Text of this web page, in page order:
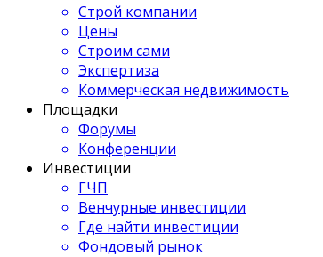
Строй компании
Цены
Строим сами
Экспертиза
Коммерческая недвижимость
Площадки
Форумы
Конференции
Инвестиции
ГЧП
Венчурные инвестиции
Где найти инвестиции
Фондовый рынок